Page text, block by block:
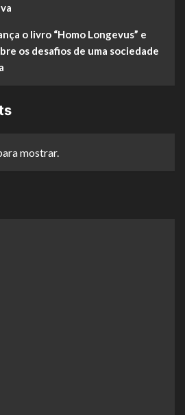
o livro “Homo Longevus” e
os desafios de uma sociedade
mostrar.